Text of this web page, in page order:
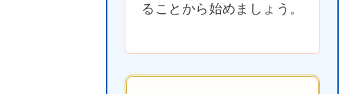
ることから始めましょう。